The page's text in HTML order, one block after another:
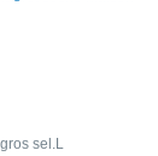
sel.L